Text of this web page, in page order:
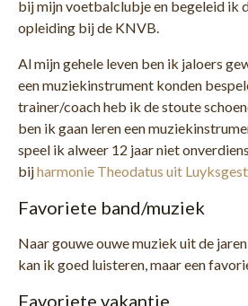
bij mijn voetbalclubje en begeleid ik
opleiding bij de KNVB.
Al mijn gehele leven ben ik jaloers
een muziekinstrument konden
trainer/coach heb ik de stoute
ben ik gaan leren een
speel ik alweer 12 jaar niet
bijharmonie Theodatus uit
Favoriete band/muziek
Naar gouwe ouwe muziek uit de
kan ik goed luisteren, maar een
Favoriete vakantie